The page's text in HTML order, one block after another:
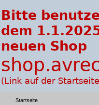
Startseite